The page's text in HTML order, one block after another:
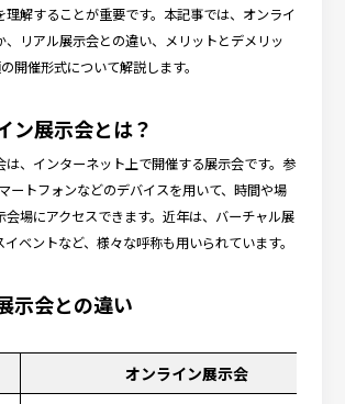
理解することが重要です。本記事では、オンライ
、リアル展示会との違い、メリットとデメリッ
開催形式について解説します。
ン展示会とは？
は、インターネット上で開催する展示会です。参
ートフォンなどのデバイスを用いて、時間や場
会場にアクセスできます。近年は、バーチャル展
ベントなど、様々な呼称も用いられています。
示会との違い
オンライン展示会